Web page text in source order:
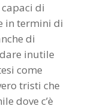
di
in termini di
di
inutile
come
tristi che
dove c’è